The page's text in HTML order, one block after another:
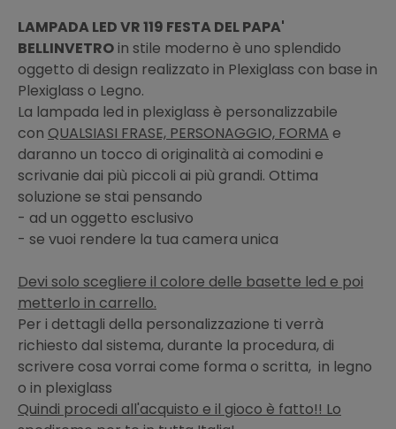
LAMPADA LED VR 119 FESTA DEL PAPA'
BELLINVETROin stile moderno è uno splendido
oggetto di design realizzato in Plexiglass con base in
Plexiglass o Legno.
La lampada led in plexiglass è personalizzabile
con QUALSIASI FRASE, PERSONAGGIO, FORMA e
daranno un tocco di originalità ai comodini e
scrivanie dai più piccoli ai più grandi. Ottima
soluzione se stai pensando
- ad un oggetto esclusivo
- se vuoi rendere la tua camera unica
Devi solo scegliere il colore delle basette led e poi
metterlo in carrello.
Per i dettagli della personalizzazione ti verrà
richiesto dal sistema, durante la procedura, di
scrivere cosa vorrai come forma o scritta, in legno
o in plexiglass
Quindi procedi all'acquisto e il gioco è fatto!! Lo